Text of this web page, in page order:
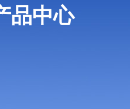
品中心